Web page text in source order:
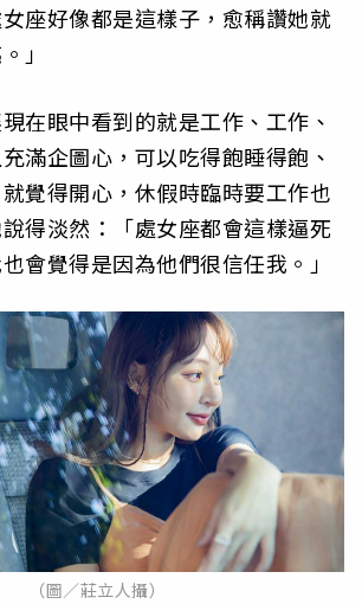
座好像都是這樣子，愈稱讚她就
」
在眼中看到的就是工作、工作、
滿企圖心，可以吃得飽睡得飽、
覺得開心，休假時臨時要工作也
得淡然：「處女座都會這樣逼死
會覺得是因為他們很信任我。」
（圖／莊立人攝）